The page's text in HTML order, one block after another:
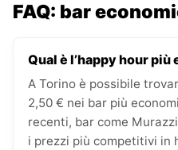
FAQ: bar
Qual è l’happy hour
A Torino è possibile
2,50 € nei bar più
recenti, bar come
i prezzi più competitivi in